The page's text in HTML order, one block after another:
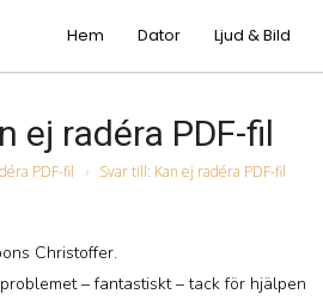
Hem Dator Ljud & Bild
ej radéra PDF-fil
PDF-fil › Svar till: Kan ej radéra PDF-fil
Christoffer.
– fantastiskt – tack för hjälpen